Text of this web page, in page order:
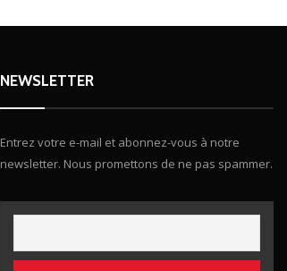
NEWSLETTER
Entrez votre e-mail et abonnez-vous à notre
newsletter. Nous promettons de ne pas spammer.